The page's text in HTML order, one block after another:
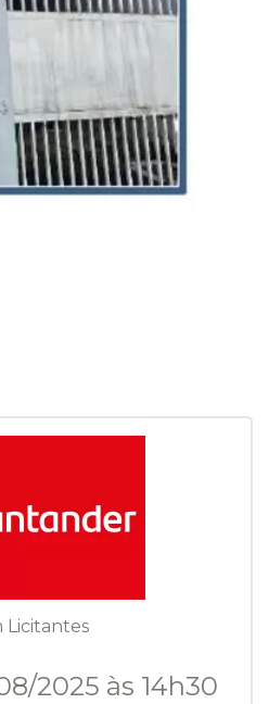
Licitantes
2025 às 14h30